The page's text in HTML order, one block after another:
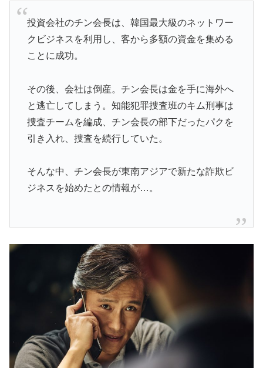
投資会社のチン会長は、韓国最大級のネットワー
クビジネスを利用し、客から多額の資金を集める
ことに成功。
その後、会社は倒産。チン会長は金を手に海外へ
と逃亡してしまう。知能犯罪捜査班のキム刑事は
捜査チームを編成、チン会長の部下だったパクを
引き入れ、捜査を続行していた。
そんな中、チン会長が東南アジアで新たな詐欺ビ
ジネスを始めたとの情報が…。